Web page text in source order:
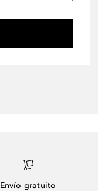
Envío gratuito